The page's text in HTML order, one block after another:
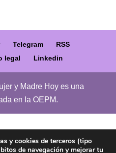
Telegram
RSS
legal Linkedin
y Madre Hoy es una
en la OEPM.
y cookies de terceros (tipo
de navegación y mejorar tu